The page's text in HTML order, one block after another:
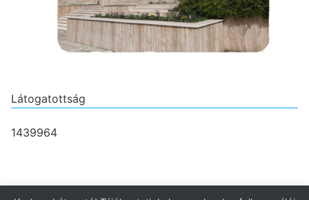
Látogatottság
1439964